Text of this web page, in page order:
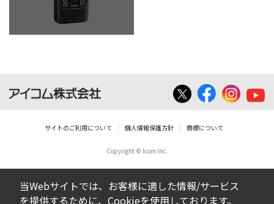
サイトのご利用について 個人情報保護方針 商標について
Copyright © Icom Inc.
当Webサイトでは、お客様に適した情報/サービス
を提供するために、Cookieを使用しております。